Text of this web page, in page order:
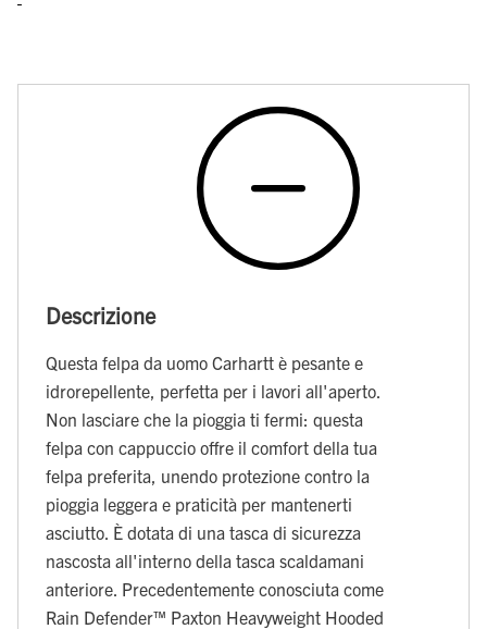
Descrizione
Questa felpa da uomo Carhartt è pesante e
idrorepellente, perfetta per i lavori all'aperto.
Non lasciare che la pioggia ti fermi: questa
felpa con cappuccio offre il comfort della tua
felpa preferita, unendo protezione contro la
pioggia leggera e praticità per mantenerti
asciutto. È dotata di una tasca di sicurezza
nascosta all'interno della tasca scaldamani
anteriore. Precedentemente conosciuta come
Rain Defender™ Paxton Heavyweight Hooded